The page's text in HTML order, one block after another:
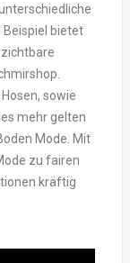
bietet
sowie
mehr gelten
Mode. Mit
zu fairen
kräftig